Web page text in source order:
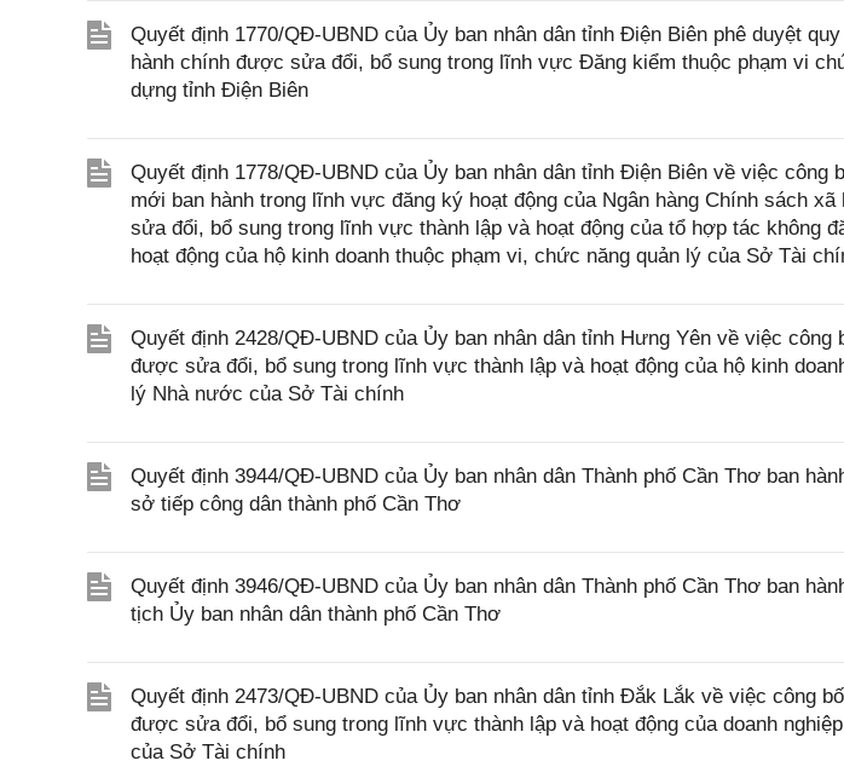
Quyết định 1770/QĐ-UBND của Ủy ban nhân dân tỉnh Điện Biên phê duyệt
hành chính được sửa đổi, bổ sung trong lĩnh vực Đăng kiểm thuộc phạm vi
dựng tỉnh Điện Biên
Quyết định 1778/QĐ-UBND của Ủy ban nhân dân tỉnh Điện Biên về việc công
mới ban hành trong lĩnh vực đăng ký hoạt động của Ngân hàng Chính sách
sửa đổi, bổ sung trong lĩnh vực thành lập và hoạt động của tổ hợp tác không
hoạt động của hộ kinh doanh thuộc phạm vi, chức năng quản lý của Sở Tài
Quyết định 2428/QĐ-UBND của Ủy ban nhân dân tỉnh Hưng Yên về việc công
được sửa đổi, bổ sung trong lĩnh vực thành lập và hoạt động của hộ kinh
lý Nhà nước của Sở Tài chính
Quyết định 3944/QĐ-UBND của Ủy ban nhân dân Thành phố Cần Thơ ban
sở tiếp công dân thành phố Cần Thơ
Quyết định 3946/QĐ-UBND của Ủy ban nhân dân Thành phố Cần Thơ ban
tịch Ủy ban nhân dân thành phố Cần Thơ
Quyết định 2473/QĐ-UBND của Ủy ban nhân dân tỉnh Đắk Lắk về việc công
được sửa đổi, bổ sung trong lĩnh vực thành lập và hoạt động của doanh
của Sở Tài chính